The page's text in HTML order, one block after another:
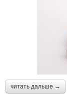
читать дальше →